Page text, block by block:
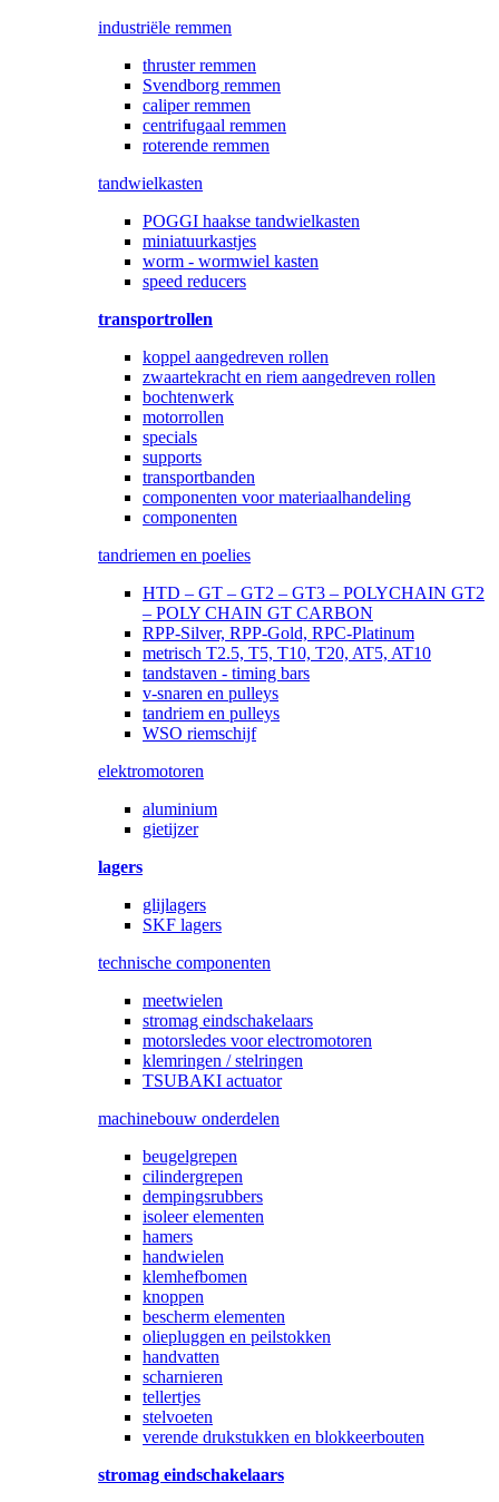
industriële remmen
thruster remmen
Svendborg remmen
caliper remmen
centrifugaal remmen
roterende remmen
tandwielkasten
POGGI haakse tandwielkasten
miniatuurkastjes
worm - wormwiel kasten
speed reducers
transportrollen
koppel aangedreven rollen
zwaartekracht en riem aangedreven rollen
bochtenwerk
motorrollen
specials
supports
transportbanden
componenten voor materiaalhandeling
componenten
tandriemen en poelies
HTD – GT – GT2 – GT3 – POLYCHAIN GT2
– POLY CHAIN GT CARBON
RPP-Silver, RPP-Gold, RPC-Platinum
metrisch T2.5, T5, T10, T20, AT5, AT10
tandstaven - timing bars
v-snaren en pulleys
tandriem en pulleys
WSO riemschijf
elektromotoren
aluminium
gietijzer
lagers
glijlagers
SKF lagers
technische componenten
meetwielen
stromag eindschakelaars
motorsledes voor electromotoren
klemringen / stelringen
TSUBAKI actuator
machinebouw onderdelen
beugelgrepen
cilindergrepen
dempingsrubbers
isoleer elementen
hamers
handwielen
klemhefbomen
knoppen
bescherm elementen
oliepluggen en peilstokken
handvatten
scharnieren
tellertjes
stelvoeten
verende drukstukken en blokkeerbouten
stromag eindschakelaars